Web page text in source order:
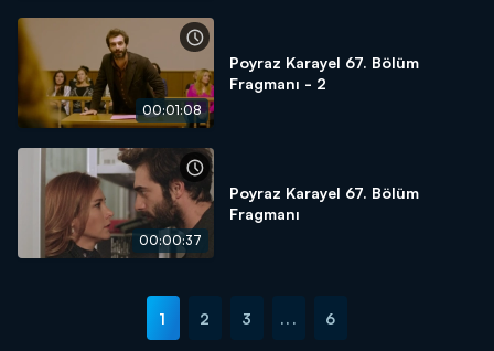
00:01:08
Poyraz Karayel 67. Bölüm
Fragmanı - 2
00:00:37
Poyraz Karayel 67. Bölüm
Fragmanı
1 2 3 ... 6